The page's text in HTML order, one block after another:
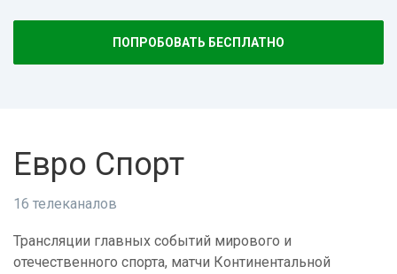
ПОПРОБОВАТЬ БЕСПЛАТНО
Евро Спорт
16 телеканалов
Трансляции главных событий мирового и
отечественного спорта, матчи Континентальной